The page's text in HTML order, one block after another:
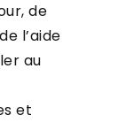
de
l’aide
au
et